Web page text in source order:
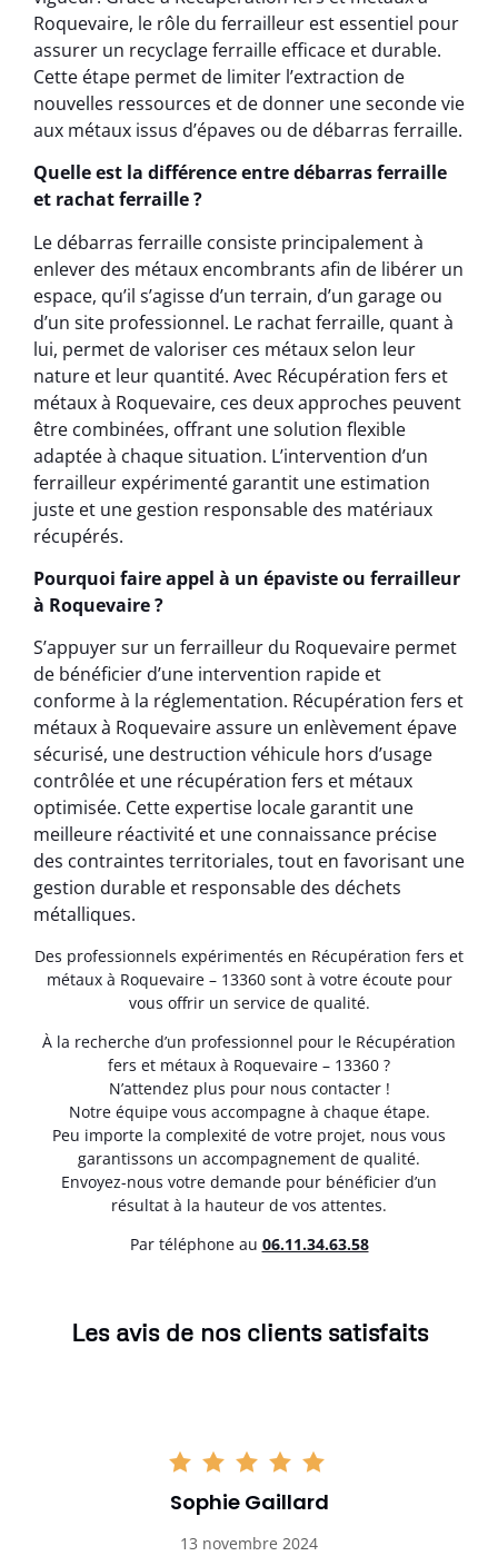
Roquevaire, le rôle du ferrailleur est essentiel pour
assurer un recyclage ferraille efficace et durable.
Cette étape permet de limiter l’extraction de
nouvelles ressources et de donner une seconde vie
aux métaux issus d’épaves ou de débarras ferraille.
Quelle est la différence entre débarras ferraille
et rachat ferraille ?
Le débarras ferraille consiste principalement à
enlever des métaux encombrants afin de libérer un
espace, qu’il s’agisse d’un terrain, d’un garage ou
d’un site professionnel. Le rachat ferraille, quant à
lui, permet de valoriser ces métaux selon leur
nature et leur quantité. Avec Récupération fers et
métaux à Roquevaire, ces deux approches peuvent
être combinées, offrant une solution flexible
adaptée à chaque situation. L’intervention d’un
ferrailleur expérimenté garantit une estimation
juste et une gestion responsable des matériaux
récupérés.
Pourquoi faire appel à un épaviste ou ferrailleur
à Roquevaire ?
S’appuyer sur un ferrailleur du Roquevaire permet
de bénéficier d’une intervention rapide et
conforme à la réglementation. Récupération fers et
métaux à Roquevaire assure un enlèvement épave
sécurisé, une destruction véhicule hors d’usage
contrôlée et une récupération fers et métaux
optimisée. Cette expertise locale garantit une
meilleure réactivité et une connaissance précise
des contraintes territoriales, tout en favorisant une
gestion durable et responsable des déchets
métalliques.
Des professionnels expérimentés en Récupération fers et
métaux à Roquevaire – 13360 sont à votre écoute pour
vous offrir un service de qualité.
À la recherche d’un professionnel pour le Récupération
fers et métaux à Roquevaire – 13360 ?
N’attendez plus pour nous contacter !
Notre équipe vous accompagne à chaque étape.
Peu importe la complexité de votre projet, nous vous
garantissons un accompagnement de qualité.
Envoyez-nous votre demande pour bénéficier d’un
résultat à la hauteur de vos attentes.
Par téléphone au 06.11.34.63.58
Les avis de nos clients satisfaits
Sophie Gaillard
13 novembre 2024